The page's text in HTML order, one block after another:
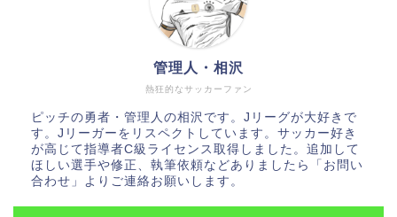
熱狂的なサッカーファン
管理人・相沢
ピッチの勇者・管理人の相沢です。Jリーグが大好きで
す。Jリーガーをリスペクトしています。サッカー好き
が高じて指導者C級ライセンス取得しました。追加して
ほしい選手や修正、執筆依頼などありましたら「お問い
合わせ」よりご連絡お願いします。